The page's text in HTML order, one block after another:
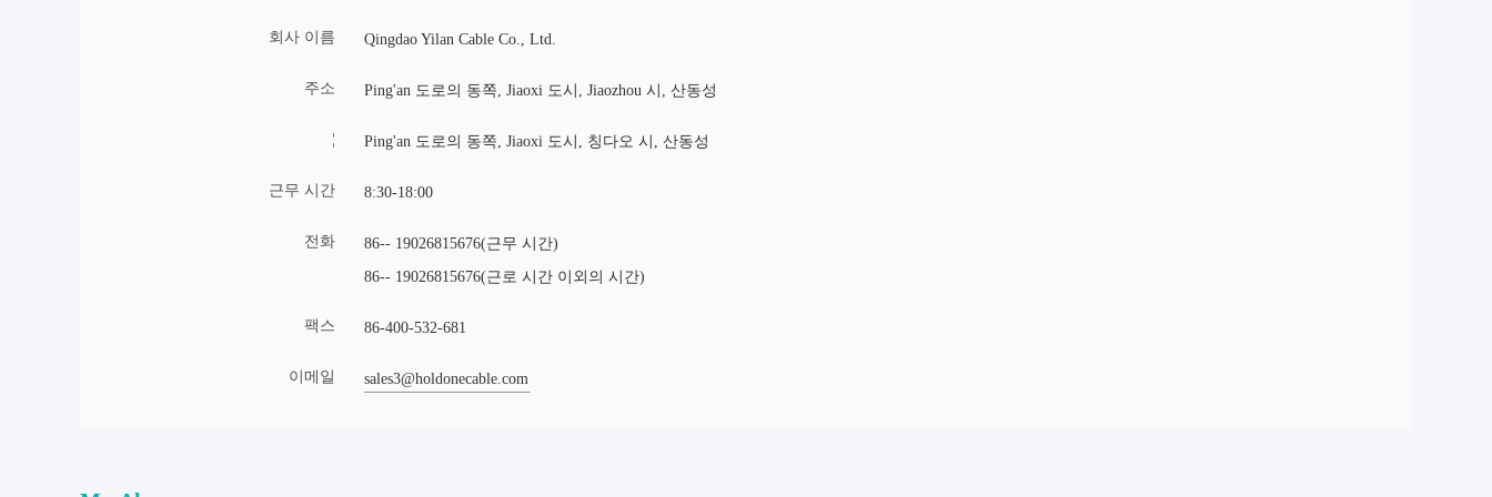
회사 이름 Qingdao Yilan Cable Co., Ltd.
주소 Ping'an 도로의 동쪽, Jiaoxi 도시, Jiaozhou 시, 산동성
¦ Ping'an 도로의 동쪽, Jiaoxi 도시, 칭다오 시, 산동성
근무 시간 8:30-18:00
전화
86-- 19026815676(근무 시간)
86-- 19026815676(근로 시간 이외의 시간)
팩스 86-400-532-681
이메일 sales3@holdonecable.com